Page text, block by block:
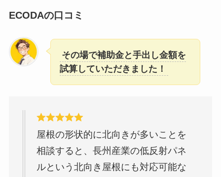
ECODAの口コミ
その場で補助金と手出し金額を
試算していただきました！
屋根の形状的に北向きが多いことを
相談すると、長州産業の低反射パネ
ルという北向き屋根にも対応可能な